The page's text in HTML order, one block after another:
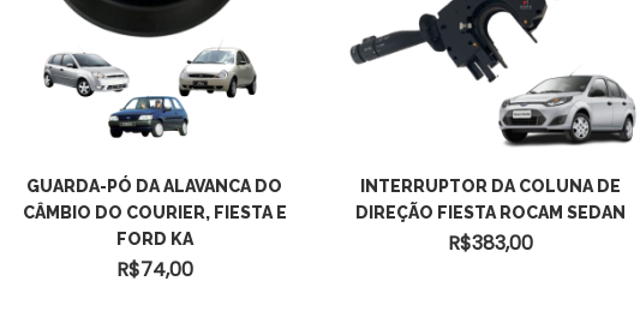
GUARDA-PÓ DA ALAVANCA DO
CÂMBIO DO COURIER, FIESTA E
FORD KA
R$74,00
INTERRUPTOR DA COLUNA DE
DIREÇÃO FIESTA ROCAM SEDAN
R$383,00